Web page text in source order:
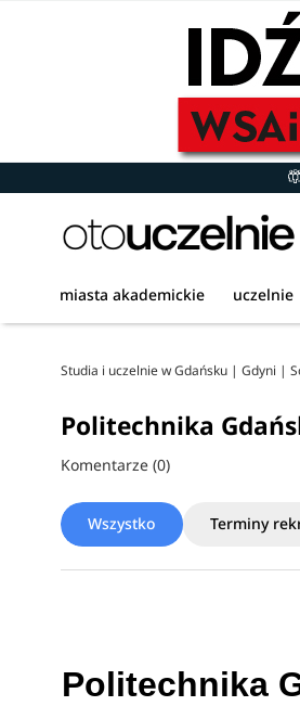
miasta akademickie uczelnie
Studia i uczelnie w Gdańsku | Gdyni |
Politechnika
Czego szukasz
Komentarze (0)
Wszystko Terminy
Politechnika